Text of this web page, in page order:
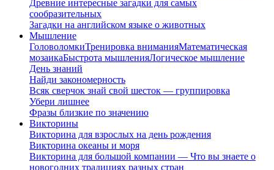
Древние интересные загадки для самых
сообразительных
Загадки на английском языке о животных
Мышление
ГоловоломкиТренировка вниманияМатематическая
мозаикаБыстрота мышленияЛогическое мышление
День знаний
Найди закономерность
Всяк сверчок знай свой шесток — группировка
Убери лишнее
Фразы близкие по значению
Викторины
Викторина для взрослых на день рождения
Викторина океаны и моря
Викторина для большой компании — Что вы знаете о
новогодних традициях разных стран